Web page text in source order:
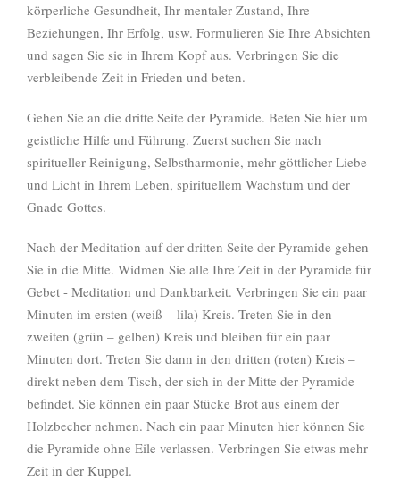
körperliche Gesundheit, Ihr mentaler Zustand, Ihre
Beziehungen, Ihr Erfolg, usw. Formulieren Sie Ihre Absichten
und sagen Sie sie in Ihrem Kopf aus. Verbringen Sie die
verbleibende Zeit in Frieden und beten.
Gehen Sie an die dritte Seite der Pyramide. Beten Sie hier um
geistliche Hilfe und Führung. Zuerst suchen Sie nach
spiritueller Reinigung, Selbstharmonie, mehr göttlicher Liebe
und Licht in Ihrem Leben, spirituellem Wachstum und der
Gnade Gottes.
Nach der Meditation auf der dritten Seite der Pyramide gehen
Sie in die Mitte. Widmen Sie alle Ihre Zeit in der Pyramide für
Gebet ­- Meditation und Dankbarkeit. Verbringen Sie ein paar
Minuten im ersten (weiß – lila) Kreis. Treten Sie in den
zweiten (grün – gelben) Kreis und bleiben für ein paar
Minuten dort. Treten Sie dann in den dritten (roten) Kreis –
direkt neben dem Tisch, der sich in der Mitte der Pyramide
befindet. Sie können ein paar Stücke Brot aus einem der
Holzbecher nehmen. Nach ein paar Minuten hier können Sie
die Pyramide ohne Eile verlassen. Verbringen Sie etwas mehr
Zeit in der Kuppel.